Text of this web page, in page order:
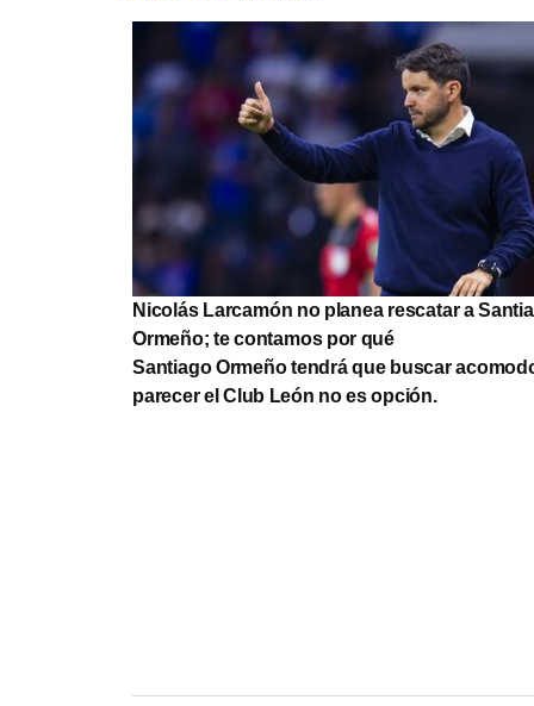
Nicolás Larcamón no planea rescatar a
Ormeño; te contamos por qué
Santiago Ormeño tendrá que buscar
parecer el Club León no es opción.